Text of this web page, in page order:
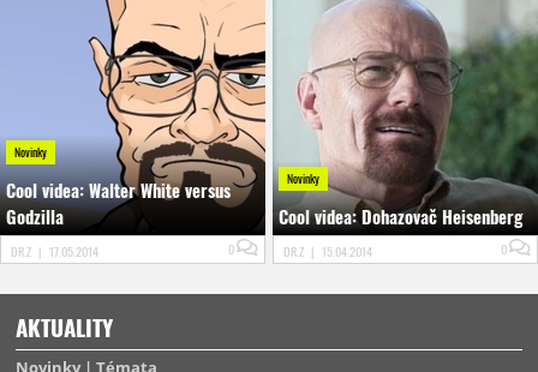
Novinky
Cool videa: Walter White versus
Godzilla
DR.Z | 17.05.2014 0
Novinky
Cool videa: Dohazovač Heisenberg
DR.Z | 15.04.2014 0
AKTUALITY
Novinky Témata